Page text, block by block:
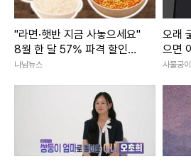
"라면·햇반 지금 사놓으세요"
8월 한 달 57% 파격 할인행
사 3800개 품목 마트
나남뉴스
오래
으면
사물궁